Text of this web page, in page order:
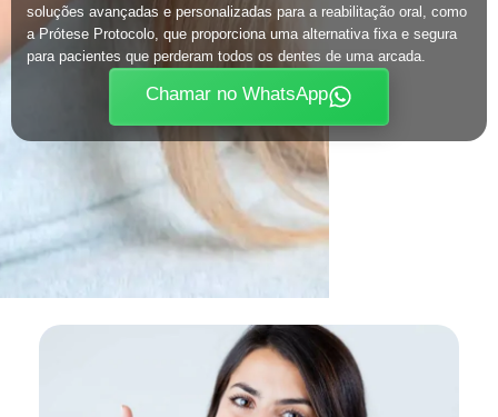
soluções avançadas e personalizadas para a reabilitação oral, como
a Prótese Protocolo, que proporciona uma alternativa fixa e segura
para pacientes que perderam todos os dentes de uma arcada.
Chamar no WhatsApp